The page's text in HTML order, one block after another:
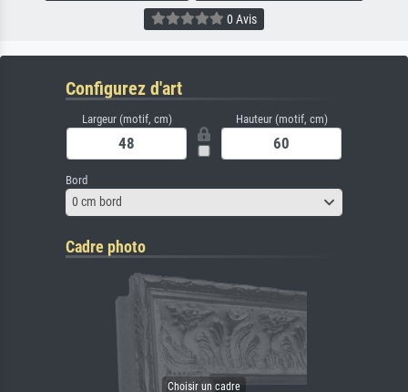
0 Avis
Configurez d'art
Largeur (motif, cm) Hauteur (motif, cm)
Bord
0 cm bord
Cadre photo